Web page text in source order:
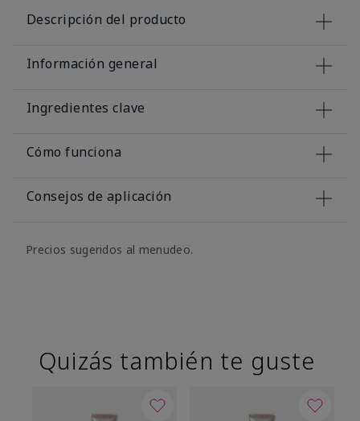
Descripción del producto
Información general
Ingredientes clave
Cómo funciona
Consejos de aplicación
Precios sugeridos al menudeo.
Quizás también te guste